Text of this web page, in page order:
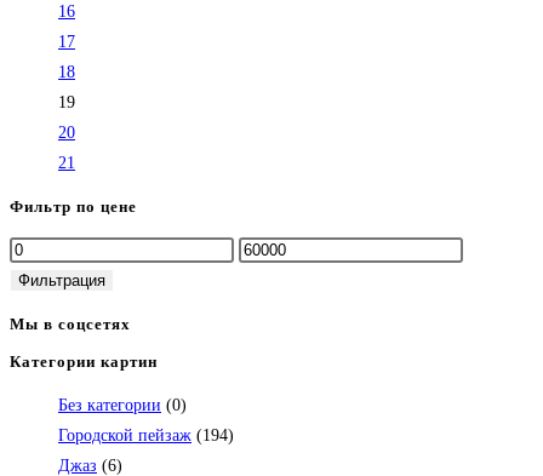
16
17
18
19
20
21
Фильтр по цене
Минимальная
цена
Максимальная
Фильтрация
Мы в соцсетях
Откроется
в
вашем
приложении
Категории картин
Без категории (0)
Городской пейзаж (194)
Джаз (6)